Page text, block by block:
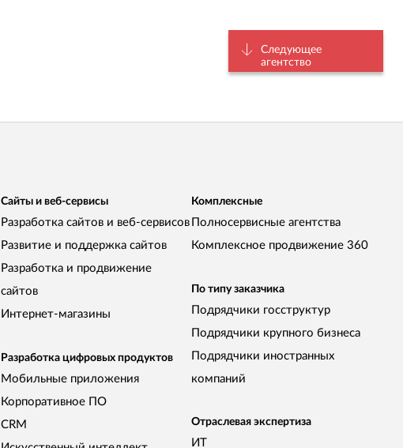
Следующее
агентство
Сайты и веб-сервисы
Разработка сайтов и веб-сервисов
Развитие и поддержка сайтов
Разработка и продвижение
сайтов
Интернет-магазины
Разработка цифровых продуктов
Мобильные приложения
Корпоративное ПО
CRM
Комплексные
Полносервисные агентства
Комплексное продвижение 360
По типу заказчика
Подрядчики госструктур
Подрядчики крупного бизнеса
Подрядчики иностранных
компаний
Отраслевая экспертиза
ИТ